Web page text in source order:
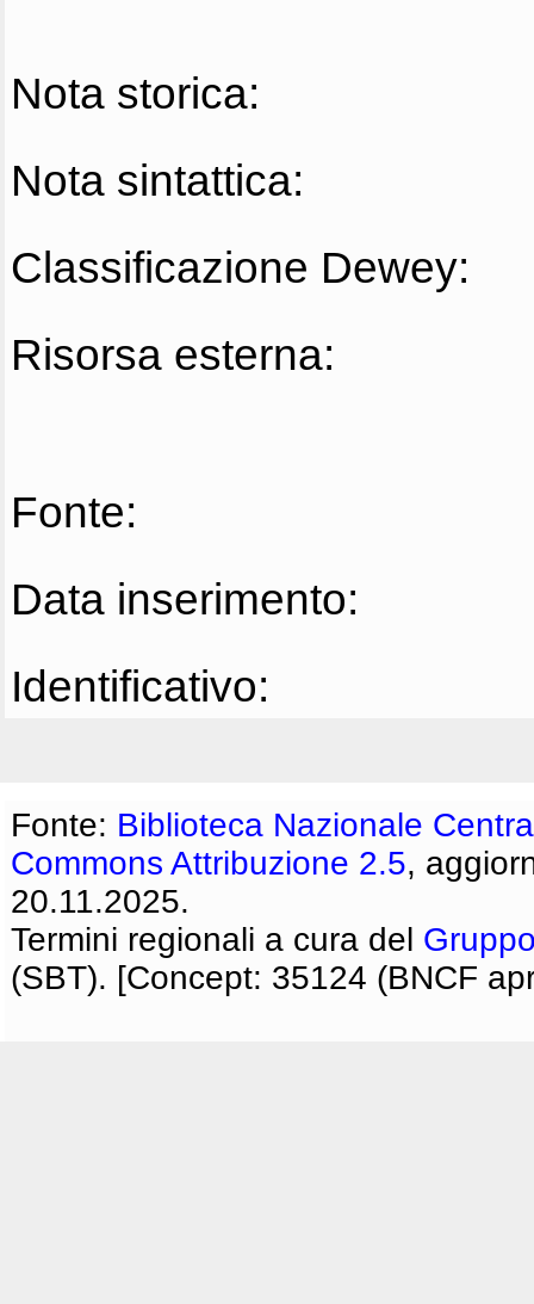
Nota storica:
Nota sintattica:
Classificazione Dewey:
Risorsa esterna:
Fonte:
Data inserimento:
Identificativo:
Fonte: Biblioteca Nazionale
Commons Attribuzione 2.5,
20.11.2025.
Termini regionali a cura del
(SBT). [Concept: 35124 (BNCF